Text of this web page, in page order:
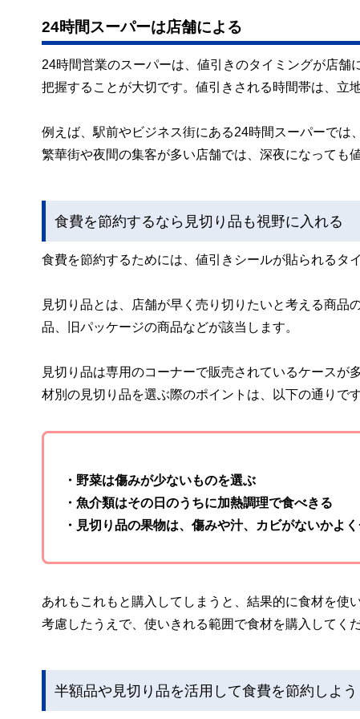
24時間スーパーは店舗による
24時間営業のスーパーは、値引きのタイミングが店
把握することが大切です。値引きされる時間帯は、立
例えば、駅前やビジネス街にある24時間スーパーでは
繁華街や夜間の集客が多い店舗では、深夜になっても
食費を節約するなら見切り品も視野に入れる
食費を節約するためには、値引きシールが貼られるタ
見切り品とは、店舗が早く売り切りたいと考える商
品、旧パッケージの商品などが該当します。
見切り品は専用のコーナーで販売されているケース
材別の見切り品を選ぶ際のポイントは、以下の通りです
・野菜は傷みが少ないものを選ぶ
・魚介類はその日のうちに加熱調理で食べきる
・見切り品の果物は、傷みや汁、カビがないかよ
あれもこれもと購入してしまうと、結果的に食材を使
考慮したうえで、使いきれる範囲で食材を購入してくだ
半額品や見切り品を活用して食費を節約しよう